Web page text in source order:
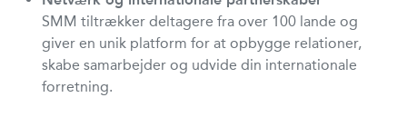
SMM tiltrækker deltagere fra over 100 lande og
giver en unik platform for at opbygge relationer,
skabe samarbejder og udvide din internationale
forretning.